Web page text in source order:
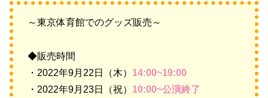
～東京体育館でのグッズ販売～
◆販売時間
・2022年9月22日（木） 14:00~19:00
・2022年9月23日（祝） 10:00~公演終了